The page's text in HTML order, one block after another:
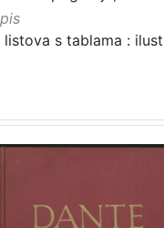
listova s tablama :